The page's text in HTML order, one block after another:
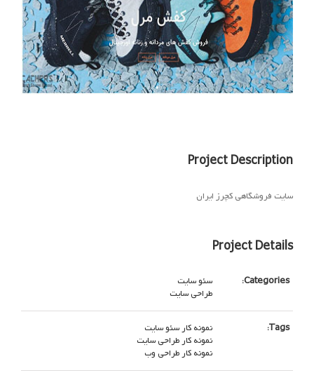
Project Description
سایت فروشگاهی کچرز ایران
Project Details
Categories:
سئو سایت
طراحی سایت
Tags:
نمونه کار سئو سایت
نمونه کار طراحی سایت
نمونه کار طراحی وب